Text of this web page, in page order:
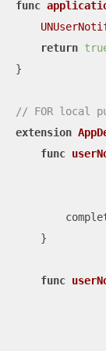
func
return
}
// FOR local
extension
func
    }
func